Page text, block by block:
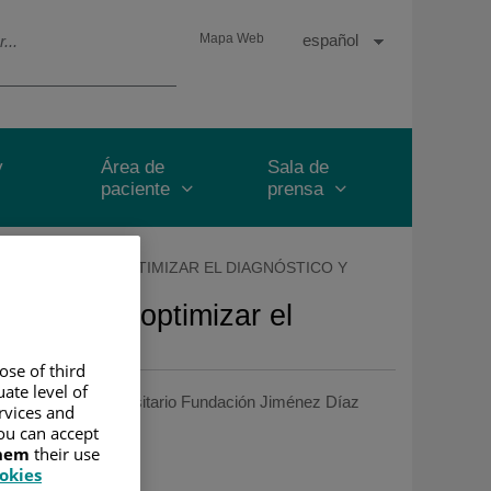
Mapa Web
SelectorIdioma
Español
Área de
paciente
Sala de
prensa
PARA OPTIMIZAR EL DIAGNÓSTICO Y
para optimizar el
/Hospital Universitario Fundación Jiménez Díaz
of third
level of
and
can accept
their use